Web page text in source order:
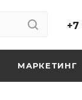
МАРКЕТИНГ